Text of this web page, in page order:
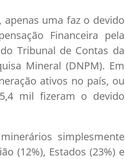
uma faz o devido
Financeira pela
Tribunal de Contas da
Mineral (DNPM). Em
ativos no país, ou
mil fizeram o devido
simplesmente
(12%), Estados (23%) e